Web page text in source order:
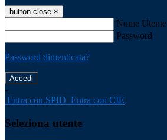
button close ×
Nome Utente
Password
Password dimenticata?
-
Entra con SPID Entra con CIE
Seleziona utente